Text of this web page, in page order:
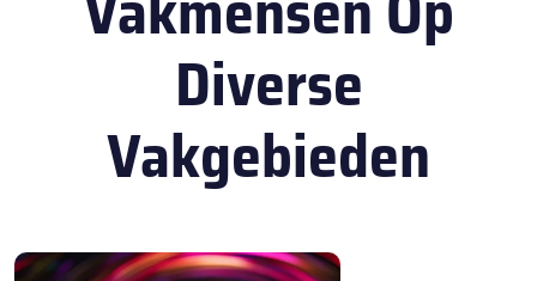
Diverse
Vakgebieden